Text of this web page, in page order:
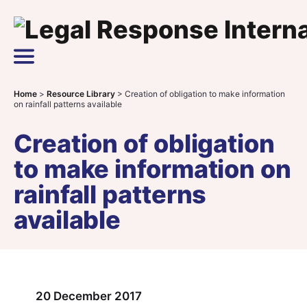
Main Navigation
Home > Resource Library > Creation of obligation to make information
on rainfall patterns available
Creation of obligation
to make information on
rainfall patterns
available
20 December 2017